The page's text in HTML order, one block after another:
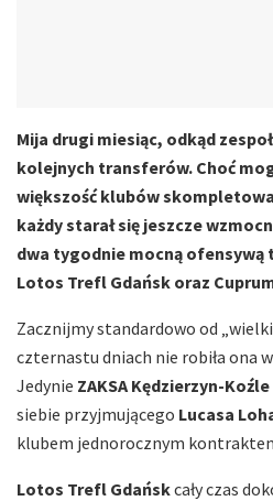
Mija drugi miesiąc, odkąd
kolejnych transferów. Choć
większość klubów
każdy starał się jeszcze
dwa tygodnie mocną ofensywą
Lotos Trefl Gdańsk oraz
Zacznijmy standardowo od
czternastu dniach nie robiła ona
Jedynie ZAKSA Kędzierzyn-Koźle
siebie przyjmującego Lucasa
klubem jednorocznym
Lotos Trefl Gdańskcały czas